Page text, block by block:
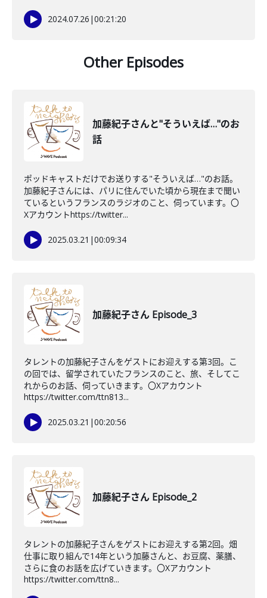
2024.07.26 |00:21:20
Other Episodes
加藤紀子さんと"そういえば…"のお
話
ポッドキャストだけでお送りする"そういえば…"のお話。
加藤紀子さんには、パリに住んでいた頃から現在まで聞い
ているというフランスのラジオのこと、伺っています。〇
Xアカウントhttps://twitter...
2025.03.21 |00:09:34
加藤紀子さん Episode_3
タレントの加藤紀子さんをゲストにお迎えする第3回。こ
の回では、留学されていたフランスのこと、旅、そしてこ
れからのお話、伺っていきます。〇Xアカウント
https://twitter.com/ttn813...
2025.03.21 |00:20:56
加藤紀子さん Episode_2
タレントの加藤紀子さんをゲストにお迎えする第2回。畑
仕事に取り組んで14年という加藤さんと、お豆腐、薬膳、
さらに食のお話を広げていきます。〇Xアカウント
https://twitter.com/ttn8...